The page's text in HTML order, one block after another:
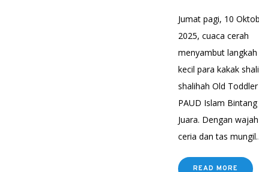
Jumat pagi, 10
2025, cuaca cerah
menyambut langkah
kecil para kakak
shalihah Old Toddler
PAUD Islam Bintang
Juara. Dengan wajah
ceria dan tas
READ MORE